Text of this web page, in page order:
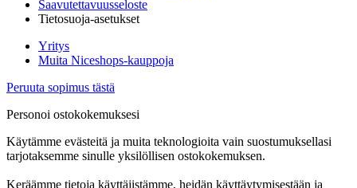
Saavutettavuusseloste
Tietosuoja-asetukset
Yritys
Muita Niceshops-kauppoja
Peruuta sopimus tästä
Personoi ostokokemuksesi
Käytämme evästeitä ja muita teknologioita vain suostumuksellasi
tarjotaksemme sinulle yksilöllisen ostokokemuksen.
Keräämme tietoja käyttäjistämme, heidän käyttäytymisestään ja